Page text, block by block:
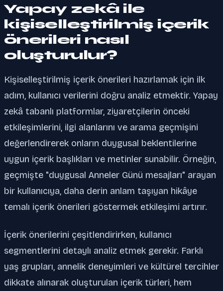
Yapay zekâ ile
kişiselleştirilmiş içerik
önerileri nasıl
oluşturulur?
Kişiselleştirilmiş içerik önerileri hazırlamak için ilk
adım, kullanıcı verilerini doğru analiz etmektir. Yapay
zekâ tabanlı platformlar, ziyaretçilerin önceki
etkileşimlerini, ilgi alanlarını ve arama geçmişini
değerlendirerek onların duygusal beklentilerine
uygun içerik başlıkları ve metinler sunabilir. Örneğin,
geçmişte "duygusal Anneler Günü mesajları" arayan
bir kullanıcıya, daha derin anlam taşıyan hikâye
temalı içerik önerileri göstermek etkileşimi artırır.
İçerik önerilerini çeşitlendirirken, kullanıcı
segmentlerini detaylı analiz etmek gerekir. Farklı
yaş grupları, annelik deneyimleri ve kültürel tercihler
dikkate alınarak oluşturulan içerik türleri, hem